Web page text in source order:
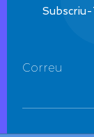
Subscriu-
Correu